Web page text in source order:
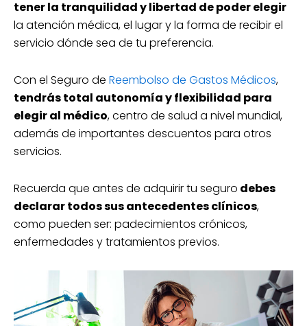
tener la tranquilidad y libertad de poder elegir
la atención médica, el lugar y la forma de recibir el
servicio dónde sea de tu preferencia.
Con el Seguro de Reembolso de Gastos Médicos,
tendrás total autonomía y flexibilidad para
elegir al médico, centro de salud a nivel mundial,
además de importantes descuentos para otros
servicios.
Recuerda que antes de adquirir tu seguro debes
declarar todos sus antecedentes clínicos,
como pueden ser: padecimientos crónicos,
enfermedades y tratamientos previos.